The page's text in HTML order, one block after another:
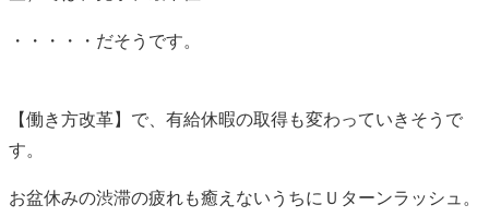
・・・・・だそうです。
【働き方改革】で、有給休暇の取得も変わっていきそうで
す。
お盆休みの渋滞の疲れも癒えないうちにＵターンラッシュ。